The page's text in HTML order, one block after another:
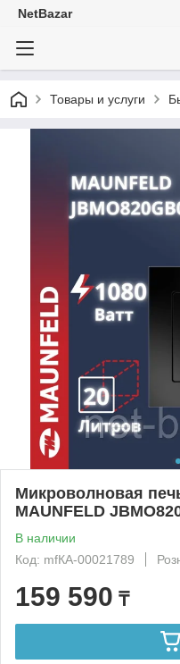
NetBazar
Товары и услуги
Микроволновая
MAUNFELD
В наличии
Код: mfКА-00021789
159 590 ₸